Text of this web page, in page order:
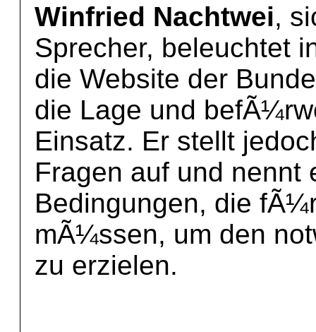
Winfried Nachtwei,
Sprecher, beleuchtet
die Website der
die Lage und
Einsatz. Er stellt
Fragen auf und nennt
Bedingungen, die
mÃ¼ssen, um den
zu erzielen.